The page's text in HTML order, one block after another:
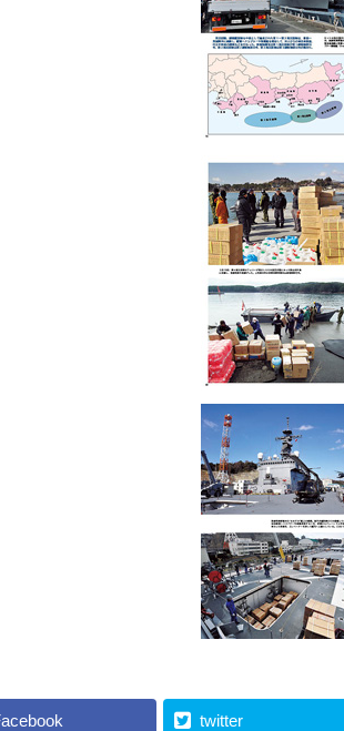
twitter